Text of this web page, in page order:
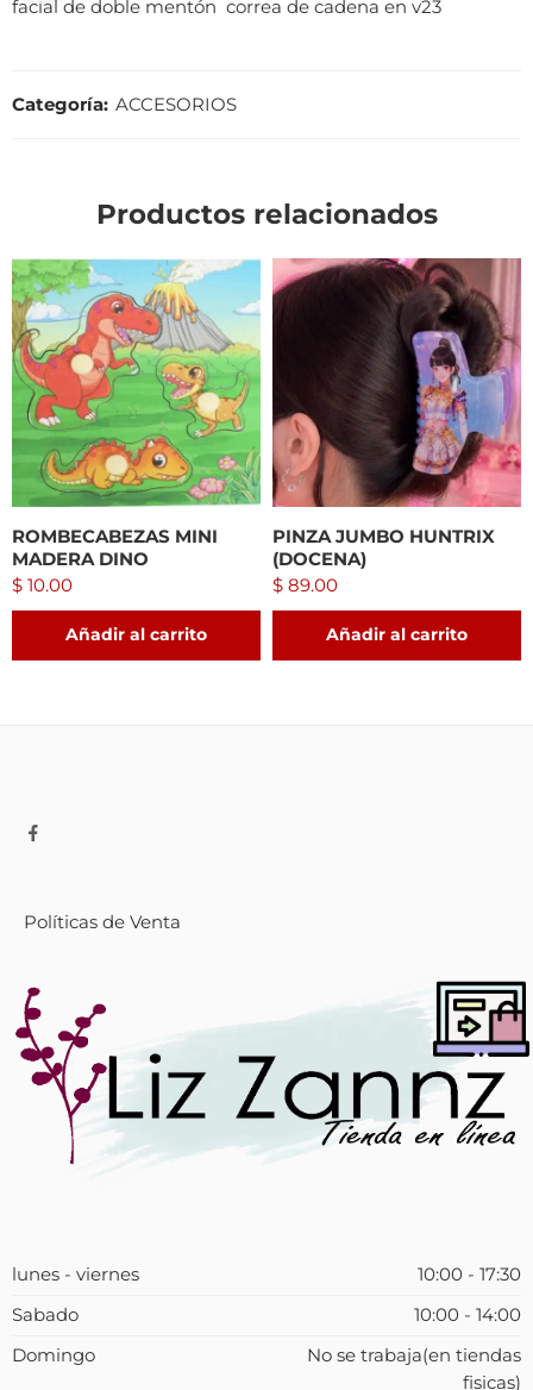
facial de doble mentón correa de cadena en v23
Categoría: ACCESORIOS
Productos relacionados
ROMBECABEZAS MINI
MADERA DINO
$ 10.00
Añadir al carrito
PINZA JUMBO HUNTRIX
(DOCENA)
$ 89.00
Añadir al carrito
Políticas de Venta
lunes - viernes
10:00 - 17:30
Sabado
10:00 - 14:00
Domingo
No se trabaja(en tiendas
fisicas)